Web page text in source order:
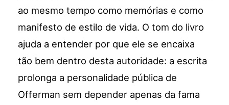
ao mesmo tempo como memórias e como
manifesto de estilo de vida. O tom do livro
ajuda a entender por que ele se encaixa
tão bem dentro desta autoridade: a escrita
prolonga a personalidade pública de
Offerman sem depender apenas da fama